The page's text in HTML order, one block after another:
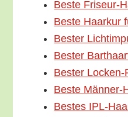
Bes­te Friseur-
Bes­te Haar­kur
Bes­ter
Bes­ter
Bes­ter Locken-
Bes­te Männer-
Bes­tes IPL-